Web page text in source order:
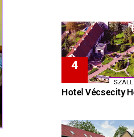
Hotel Vécsecity